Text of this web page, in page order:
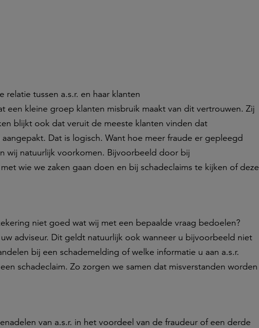
tussen a.s.r. en haar klanten
een kleine groep klanten misbruik maakt van dit vertrouwen. Zij
blijkt ook dat veruit de meeste klanten vinden dat
Dat is logisch. Want hoe meer fraude er gepleegd
wij natuurlijk voorkomen. Bijvoorbeeld door bij
wie we zaken gaan doen en bij schadeclaims te kijken of deze
niet goed wat wij met een bepaalde vraag bedoelen?
adviseur. Dit geldt natuurlijk ook wanneer u bijvoorbeeld niet
bij een schademelding of welke informatie u aan a.s.r.
schadeclaim. Zo zorgen we samen dat misverstanden worden
van a.s.r. in het voordeel van de fraudeur of een derde